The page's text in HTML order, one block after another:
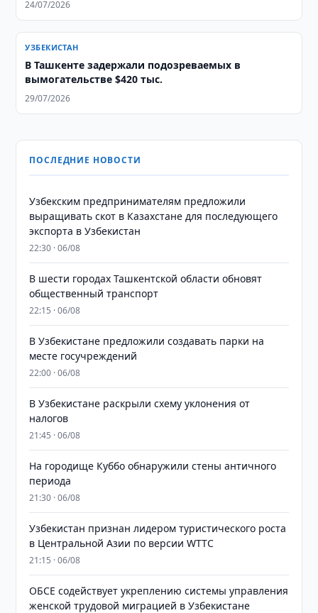
24/07/2026
УЗБЕКИСТАН
В Ташкенте задержали подозреваемых в
вымогательстве $420 тыс.
29/07/2026
ПОСЛЕДНИЕ НОВОСТИ
Узбекским предпринимателям предложили
выращивать скот в Казахстане для последующего
экспорта в Узбекистан
22:30 · 06/08
В шести городах Ташкентской области обновят
общественный транспорт
22:15 · 06/08
В Узбекистане предложили создавать парки на
месте госучреждений
22:00 · 06/08
В Узбекистане раскрыли схему уклонения от
налогов
21:45 · 06/08
На городище Куббо обнаружили стены античного
периода
21:30 · 06/08
Узбекистан признан лидером туристического роста
в Центральной Азии по версии WTTC
21:15 · 06/08
ОБСЕ содействует укреплению системы управления
женской трудовой миграцией в Узбекистане